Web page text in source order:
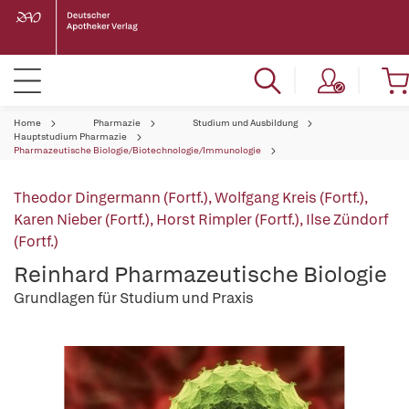
Home Pharmazie
Studium und Ausbildung
Hauptstudium Pharmazie
Pharmazeutische Biologie/Biotechnologie/Immunologie
Theodor Dingermann (Fortf.),Wolfgang Kreis (Fortf.),
Karen Nieber (Fortf.),Horst Rimpler (Fortf.),Ilse Zündorf
(Fortf.)
Reinhard Pharmazeutische Biologie
Grundlagen für Studium und Praxis